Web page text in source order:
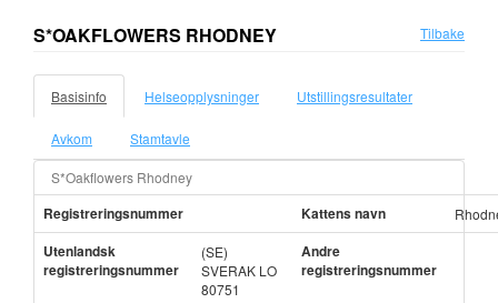
S*OAKFLOWERS RHODNEY Tilbake
Basisinfo Helseopplysninger Utstillingsresultater
Avkom Stamtavle
S*Oakflowers Rhodney
Registreringsnummer Kattens navn
Utenlandsk
registreringsnummer
(SE)
SVERAK LO
80751
Andre
registreringsnummer